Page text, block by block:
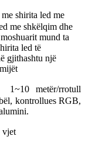
shirita led me
me shkëlqim dhe
mund ta
led të
gjithashtu një
metër/rrotull
kontrollues RGB,
vjet